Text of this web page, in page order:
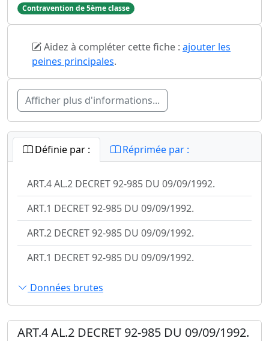
Contravention de 5ème classe
Aidez à compléter cette fiche : ajouter les
peines principales.
Afficher plus d'informations...
Définie par : Réprimée par :
ART.4 AL.2 DECRET 92-985 DU 09/09/1992.
ART.1 DECRET 92-985 DU 09/09/1992.
ART.2 DECRET 92-985 DU 09/09/1992.
ART.1 DECRET 92-985 DU 09/09/1992.
Données brutes
ART.4 AL.2 DECRET 92-985 DU 09/09/1992.